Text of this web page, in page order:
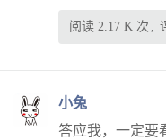
阅读 2.17 K 次
小兔
答应我，一定要